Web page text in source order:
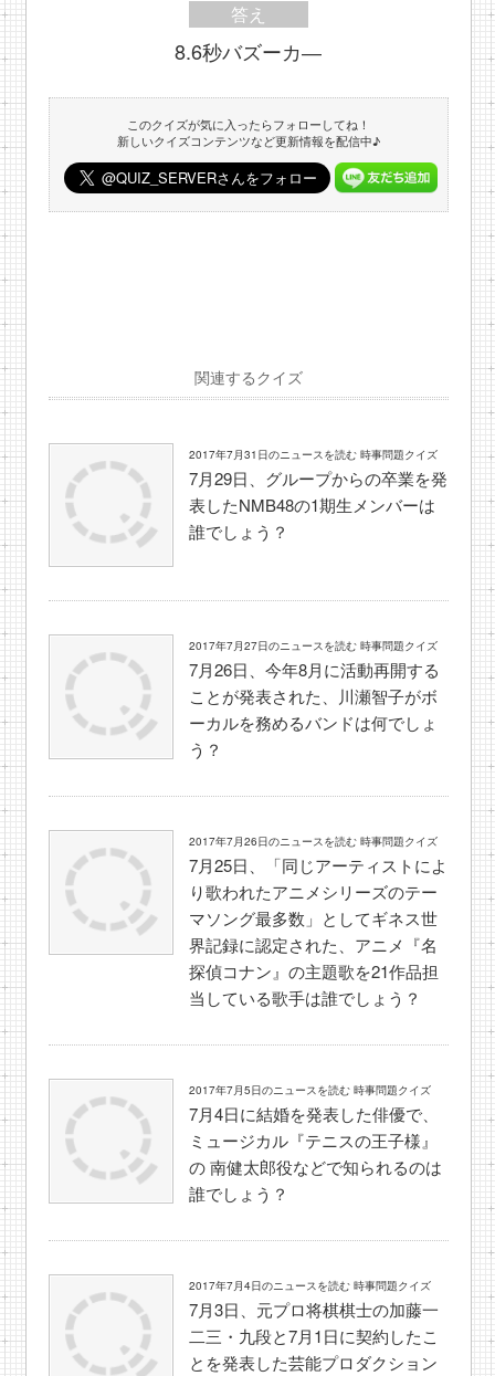
答え
8.6秒バズーカ―
このクイズが気に入ったらフォローしてね！
新しいクイズコンテンツなど更新情報を配信中♪
関連するクイズ
2017年7月31日のニュースを読む 時事問題クイズ
7月29日、グループからの卒業を発
表したNMB48の1期生メンバーは
誰でしょう？
2017年7月27日のニュースを読む 時事問題クイズ
7月26日、今年8月に活動再開する
ことが発表された、川瀬智子がボ
ーカルを務めるバンドは何でしょ
う？
2017年7月26日のニュースを読む 時事問題クイズ
7月25日、「同じアーティストによ
り歌われたアニメシリーズのテー
マソング最多数」としてギネス世
界記録に認定された、アニメ『名
探偵コナン』の主題歌を21作品担
当している歌手は誰でしょう？
2017年7月5日のニュースを読む 時事問題クイズ
7月4日に結婚を発表した俳優で、
ミュージカル『テニスの王子様』
の 南健太郎役などで知られるのは
誰でしょう？
2017年7月4日のニュースを読む 時事問題クイズ
7月3日、元プロ将棋棋士の加藤一
二三・九段と7月1日に契約したこ
とを発表した芸能プロダクション